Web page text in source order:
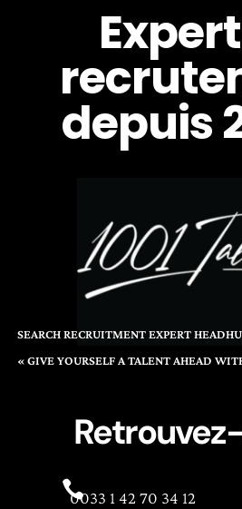
depuis
SEARCH RECRUITMENT EXPERT
« GIVE YOURSELF A TALENT AHEAD
0033 1 42 70 34 12
